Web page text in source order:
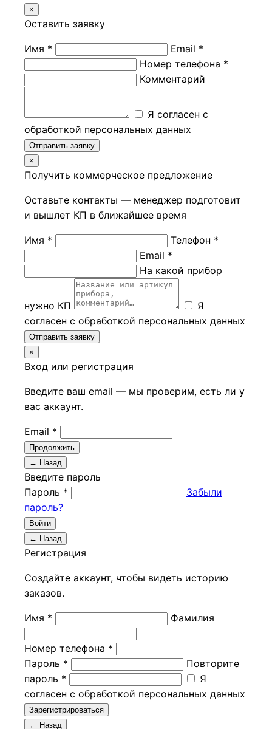
×
Оставить заявку
Имя *
Email *
Номер телефона *
Комментарий
Я согласен с
обработкой персональных данных
Отправить заявку
×
Получить коммерческое предложение
Оставьте контакты — менеджер подготовит
и вышлет КП в ближайшее время
Имя *
Телефон *
Email *
На какой прибор
нужно КП
Я
согласен с обработкой персональных данных
Отправить заявку
×
Вход или регистрация
Введите ваш email — мы проверим, есть ли у
вас аккаунт.
Email *
Продолжить
← Назад
Введите пароль
Пароль *
Забыли
пароль?
Войти
← Назад
Регистрация
Создайте аккаунт, чтобы видеть историю
заказов.
Имя * Фамилия
Номер телефона *
Пароль *
Повторите
пароль *
Я
согласен с обработкой персональных данных
Зарегистрироваться
← Назад